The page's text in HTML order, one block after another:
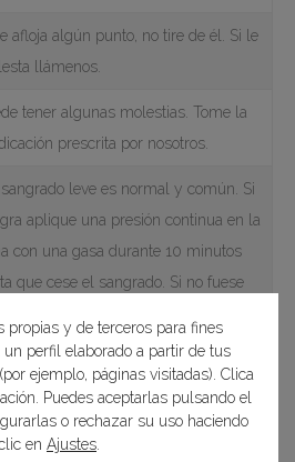
afloja algún punto, no tire de él. Si le
llámenos.
tener algunas molestias. Tome la
prescrita por nosotros.
leve es normal y común. Si
aplique una presión continua en la
con una gasa durante 10 minutos
que cese el sangrado. Si no fuese
los primeros días puede
un aumento de la
En tal caso, evite el
de bebidas y alimentos fríos,
propias y de terceros para fines
un perfil elaborado a partir de tus
ejemplo, páginas visitadas). Clica
Puedes aceptarlas pulsando el
o rechazar su uso haciendo
en Ajustes